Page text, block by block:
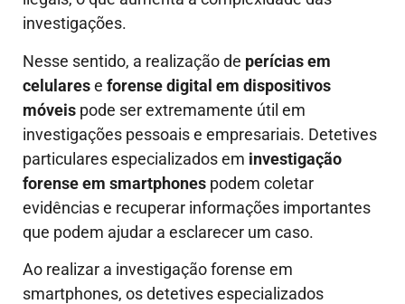
investigações.
Nesse sentido, a realização de perícias em
celularese forense digital em dispositivos
móveis pode ser extremamente útil em
investigações pessoais e empresariais. Detetives
particulares especializados em investigação
forense em smartphones podem coletar
evidências e recuperar informações importantes
que podem ajudar a esclarecer um caso.
Ao realizar a investigação forense em
smartphones, os detetives especializados